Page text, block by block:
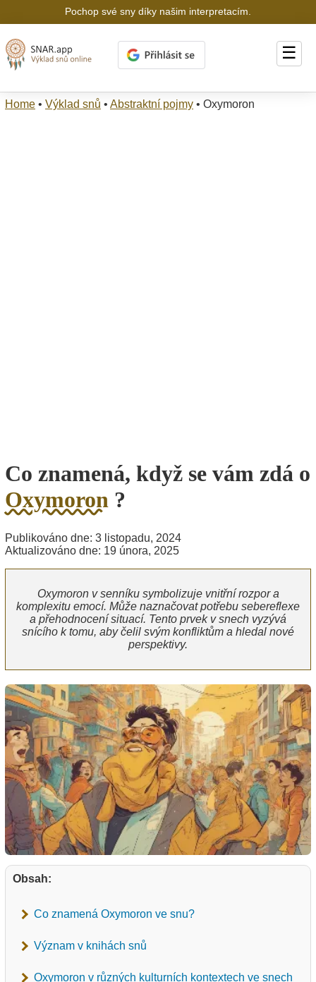
Pochop své sny díky našim interpretacím.
☰
Home • Výklad snů • Abstraktní pojmy • Oxymoron
Co znamená, když se vám zdá o
Oxymoron ?
Publikováno dne: 3 listopadu, 2024
Aktualizováno dne: 19 února, 2025
Oxymoron v senníku symbolizuje vnitřní rozpor a
komplexitu emocí. Může naznačovat potřebu sebereflexe
a přehodnocení situací. Tento prvek v snech vyzývá
snícího k tomu, aby čelil svým konfliktům a hledal nové
perspektivy.
Obsah:
Co znamená Oxymoron ve snu?
Význam v knihách snů
Oxymoron v různých kulturních kontextech ve snech